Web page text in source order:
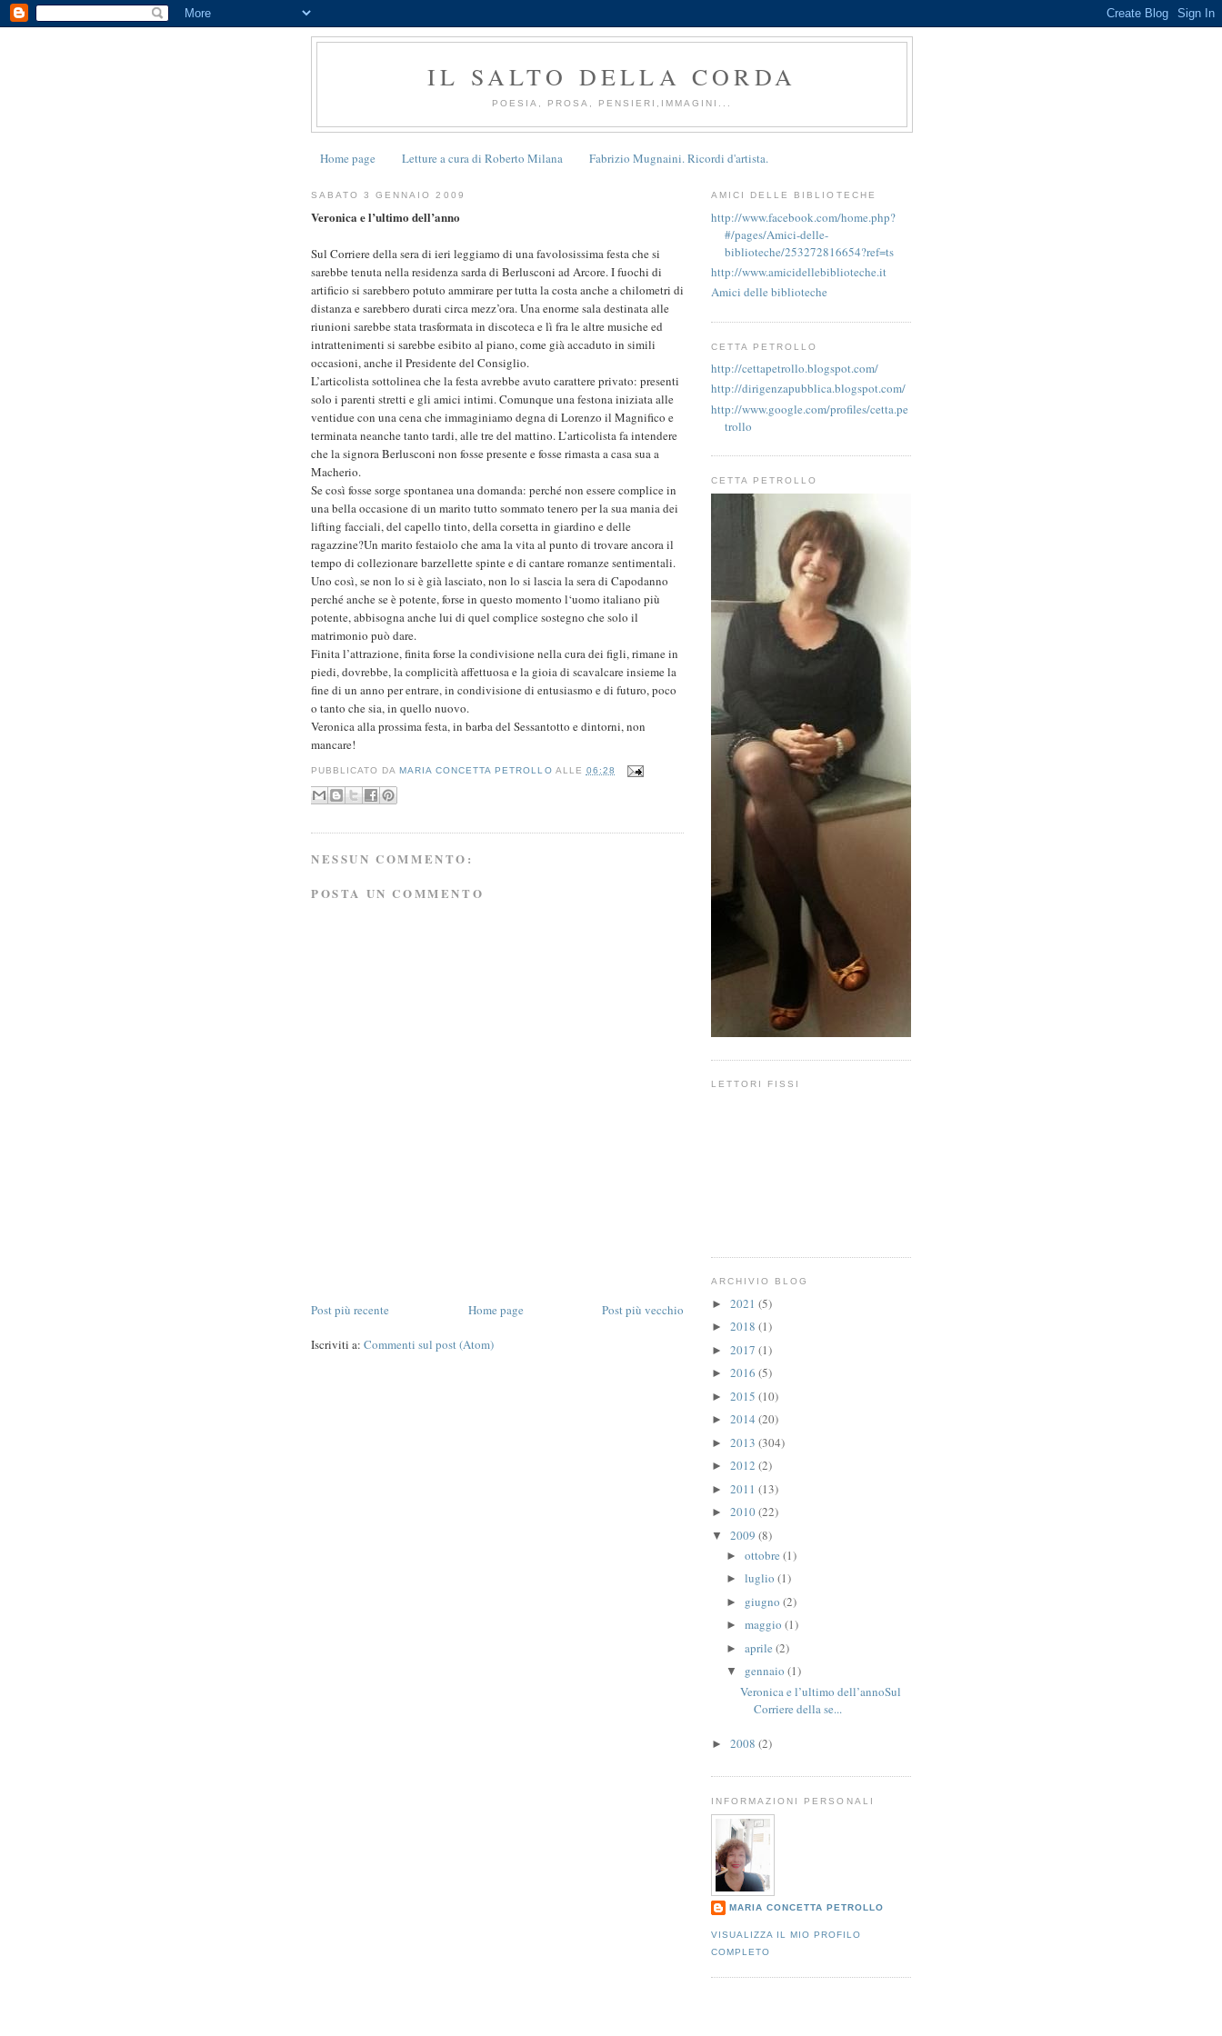
IL SALTO DELLA CORDA
POESIA, PROSA, PENSIERI,IMMAGINI...
Home page Letture a cura di Roberto Milana Fabrizio Mugnaini. Ricordi d'artista.
SABATO 3 GENNAIO 2009
Veronica e l’ultimo dell’anno
Sul Corriere della sera di ieri leggiamo di una favolosissima festa che si
sarebbe tenuta nella residenza sarda di Berlusconi ad Arcore. I fuochi di
artificio si sarebbero potuto ammirare per tutta la costa anche a chilometri di
distanza e sarebbero durati circa mezz’ora. Una enorme sala destinata alle
riunioni sarebbe stata trasformata in discoteca e lì fra le altre musiche ed
intrattenimenti si sarebbe esibito al piano, come già accaduto in simili
occasioni, anche il Presidente del Consiglio.
L’articolista sottolinea che la festa avrebbe avuto carattere privato: presenti
solo i parenti stretti e gli amici intimi. Comunque una festona iniziata alle
ventidue con una cena che immaginiamo degna di Lorenzo il Magnifico e
terminata neanche tanto tardi, alle tre del mattino. L’articolista fa intendere
che la signora Berlusconi non fosse presente e fosse rimasta a casa sua a
Macherio.
Se così fosse sorge spontanea una domanda: perché non essere complice in
una bella occasione di un marito tutto sommato tenero per la sua mania dei
lifting facciali, del capello tinto, della corsetta in giardino e delle
ragazzine?Un marito festaiolo che ama la vita al punto di trovare ancora il
tempo di collezionare barzellette spinte e di cantare romanze sentimentali.
Uno così, se non lo si è già lasciato, non lo si lascia la sera di Capodanno
perché anche se è potente, forse in questo momento l‘uomo italiano più
potente, abbisogna anche lui di quel complice sostegno che solo il
matrimonio può dare.
Finita l’attrazione, finita forse la condivisione nella cura dei figli, rimane in
piedi, dovrebbe, la complicità affettuosa e la gioia di scavalcare insieme la
fine di un anno per entrare, in condivisione di entusiasmo e di futuro, poco
o tanto che sia, in quello nuovo.
Veronica alla prossima festa, in barba del Sessantotto e dintorni, non
mancare!
PUBBLICATO DA MARIA CONCETTA PETROLLO ALLE 06:28
NESSUN COMMENTO:
POSTA UN COMMENTO
Post più recente Post più vecchio
Home page
Iscriviti a: Commenti sul post (Atom)
AMICI DELLE BIBLIOTECHE
http://www.facebook.com/home.php?
#/pages/Amici-delle-
biblioteche/253272816654?ref=ts
http://www.amicidellebiblioteche.it
Amici delle biblioteche
CETTA PETROLLO
http://cettapetrollo.blogspot.com/
http://dirigenzapubblica.blogspot.com/
http://www.google.com/profiles/cetta.pe
trollo
CETTA PETROLLO
LETTORI FISSI
ARCHIVIO BLOG
► 2021 (5)
► 2018 (1)
► 2017 (1)
► 2016 (5)
► 2015 (10)
► 2014 (20)
► 2013 (304)
► 2012 (2)
► 2011 (13)
► 2010(22)
▼ 2009 (8)
► ottobre (1)
► luglio (1)
► giugno (2)
► maggio (1)
► aprile (2)
▼ gennaio (1)
Veronica e l’ultimo dell’annoSul
Corriere della se...
► 2008 (2)
INFORMAZIONI PERSONALI
MARIA CONCETTA PETROLLO
VISUALIZZA IL MIO PROFILO
COMPLETO